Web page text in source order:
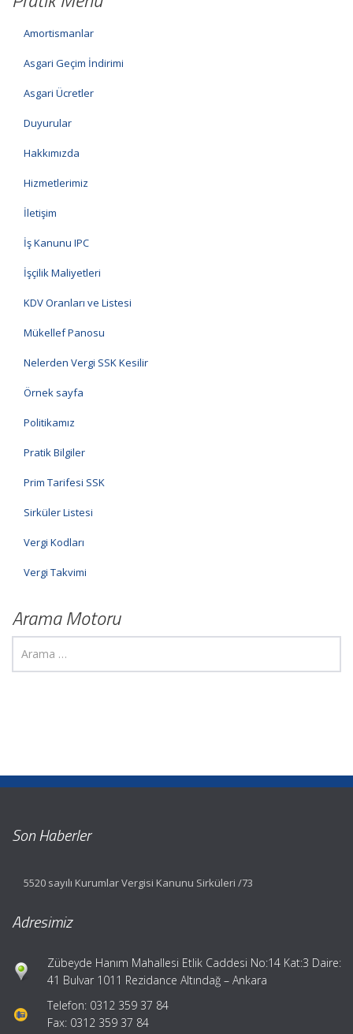
Amortismanlar
Asgari Geçim İndirimi
Asgari Ücretler
Duyurular
Hakkımızda
Hizmetlerimiz
İletişim
İş Kanunu IPC
İşçilik Maliyetleri
KDV Oranları ve Listesi
Mükellef Panosu
Nelerden Vergi SSK Kesilir
Örnek sayfa
Politikamız
Pratik Bilgiler
Prim Tarifesi SSK
Sirküler Listesi
Vergi Kodları
Vergi Takvimi
Arama Motoru
Son Haberler
5520 sayılı Kurumlar Vergisi Kanunu Sirküleri /73
Adresimiz
Zübeyde Hanım Mahallesi Etlik Caddesi No:14 Kat:3 Daire:
41 Bulvar 1011 Rezidance Altındağ – Ankara
Telefon: 0312 359 37 84
Fax: 0312 359 37 84